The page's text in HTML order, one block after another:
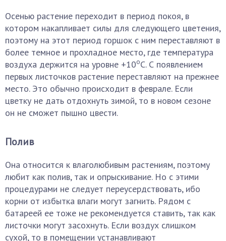
Осенью растение переходит в период покоя, в
котором накапливает силы для следующего цветения,
поэтому на этот период горшок с ним переставляют в
более темное и прохладное место, где температура
воздуха держится на уровне +10оС. С появлением
первых листочков растение переставляют на прежнее
место. Это обычно происходит в феврале. Если
цветку не дать отдохнуть зимой, то в новом сезоне
он не сможет пышно цвести.
Полив
Она относится к влаголюбивым растениям, поэтому
любит как полив, так и опрыскивание. Но с этими
процедурами не следует переусердствовать, ибо
корни от избытка влаги могут загнить. Рядом с
батареей ее тоже не рекомендуется ставить, так как
листочки могут засохнуть. Если воздух слишком
сухой, то в помещении устанавливают